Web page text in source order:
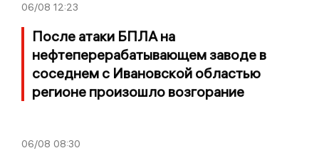
06/08 12:23
После атаки БПЛА на
нефтеперерабатывающем заводе в
соседнем с Ивановской областью
регионе произошло возгорание
06/08 08:30